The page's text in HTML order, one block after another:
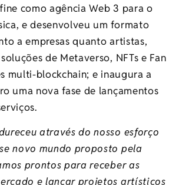
como agência Web 3 para o
e desenvolveu um formato
a empresas quanto artistas,
de Metaverso, NFTs e Fan
multi-blockchain; e inaugura a
uma nova fase de lançamentos
através do nosso esforço
novo mundo proposto pela
prontos para receber as
e lançar projetos artísticos